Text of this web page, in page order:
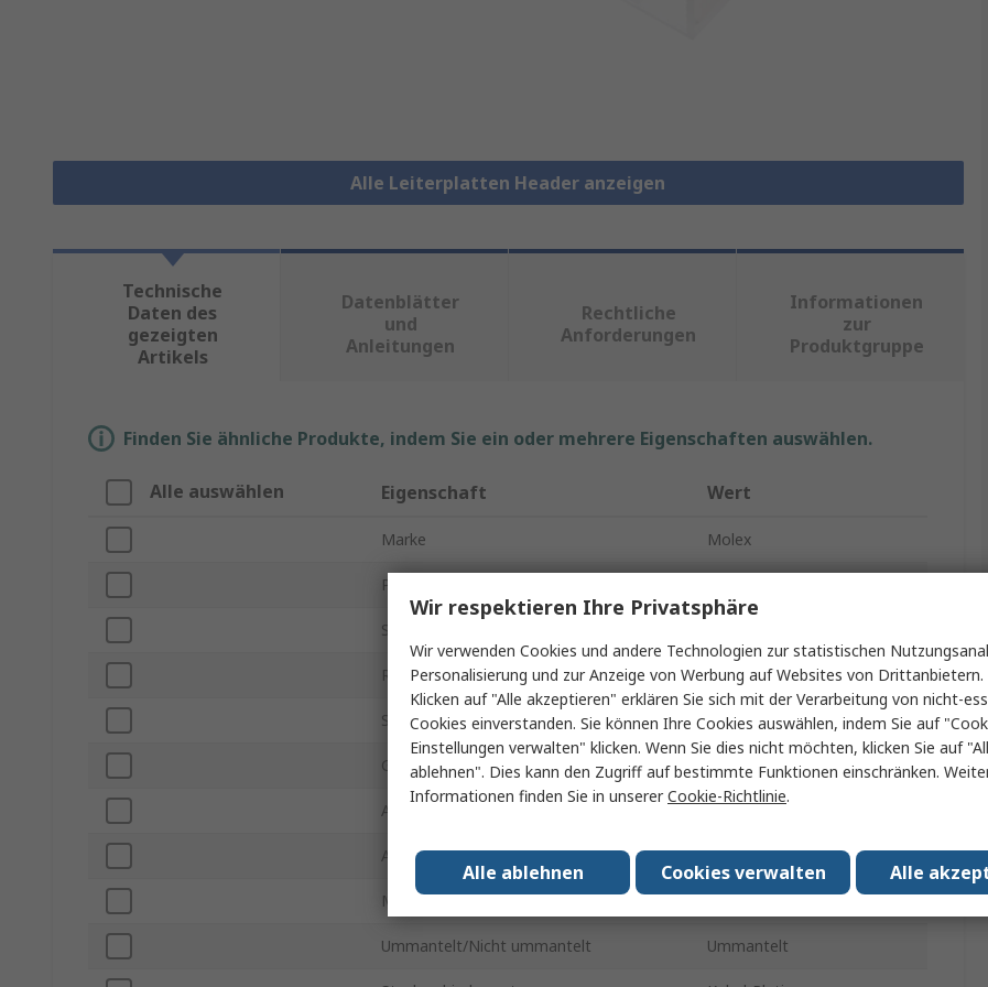
Alle Leiterplatten Header anzeigen
Technische
Daten des
gezeigten
Artikels
Datenblätter
und
Anleitungen
Rechtliche
Anforderungen
Informationen
zur
Produktgruppe
Finden Sie ähnliche Produkte, indem Sie ein oder mehrere Eigenschaften auswählen.
Alle auswählen Eigenschaft Wert
Marke Molex
Produkt Typ
Serie
Rastermaß 4.2mm
Stromstärke 9A
Gehäusematerial Nylon
Anzahl der Kontakte 14
Anzahl der Reihen 2
Montageausrichtung Vertikal
Ummantelt/Nicht ummantelt Ummantelt
Wir respektieren Ihre Privatsphäre
Wir verwenden Cookies und andere Technologien zur statistischen
Personalisierung und zur Anzeige von Werbung auf Websites von Drittanbietern.
Klicken auf "Alle akzeptieren" erklären Sie sich mit der Verarbeitung von nicht-
Cookies einverstanden. Sie können Ihre Cookies auswählen, indem Sie auf
Einstellungen verwalten" klicken. Wenn Sie dies nicht möchten, klicken Sie auf
ablehnen". Dies kann den Zugriff auf bestimmte Funktionen einschränken.
Informationen finden Sie in unsererCookie-Richtlinie.
Alle
Cookies verwalten
Alle ablehnen